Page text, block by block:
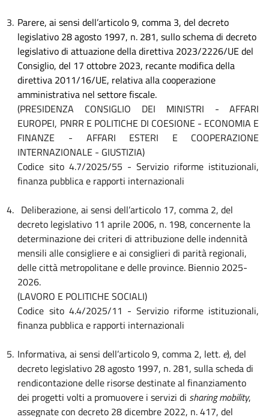
3. Parere, ai sensi dell’articolo 9, comma 3, del decreto
legislativo 28 agosto 1997, n. 281, sullo schema di decreto
legislativo di attuazione della direttiva 2023/2226/UE del
Consiglio, del 17 ottobre 2023, recante modifica della
direttiva 2011/16/UE, relativa alla cooperazione
amministrativa nel settore fiscale.
(PRESIDENZA CONSIGLIO DEI MINISTRI - AFFARI
EUROPEI, PNRR E POLITICHE DI COESIONE - ECONOMIA E
FINANZE - AFFARI ESTERI E COOPERAZIONE
INTERNAZIONALE - GIUSTIZIA)
Codice sito 4.7/2025/55 - Servizio riforme istituzionali,
finanza pubblica e rapporti internazionali
4. Deliberazione, ai sensi dell’articolo 17, comma 2, del
decreto legislativo 11 aprile 2006, n. 198, concernente la
determinazione dei criteri di attribuzione delle indennità
mensili alle consigliere e ai consiglieri di parità regionali,
delle città metropolitane e delle province. Biennio 2025-
2026.
(LAVORO E POLITICHE SOCIALI)
Codice sito 4.4/2025/11 - Servizio riforme istituzionali,
finanza pubblica e rapporti internazionali
5. Informativa, ai sensi dell’articolo 9, comma 2, lett. e), del
decreto legislativo 28 agosto 1997, n. 281, sulla scheda di
rendicontazione delle risorse destinate al finanziamento
dei progetti volti a promuovere i servizi di sharing mobility,
assegnate con decreto 28 dicembre 2022, n. 417, del